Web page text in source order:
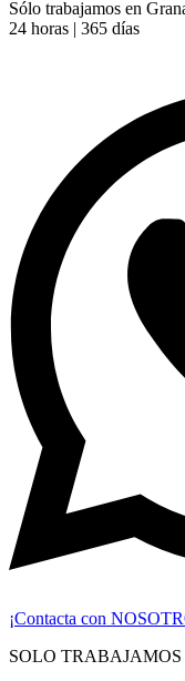
Sólo trabajamos en
24 horas | 365 días
¡Contacta con
SOLO